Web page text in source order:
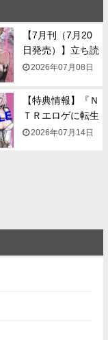
【7月刊（7月20
日発売）】立ち読
み...2026年07月08日
【特典情報】『Ｎ
ＴＲエロゲに転生
して...
2026年07月14日